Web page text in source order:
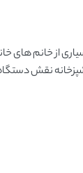
از خانم های
نقش